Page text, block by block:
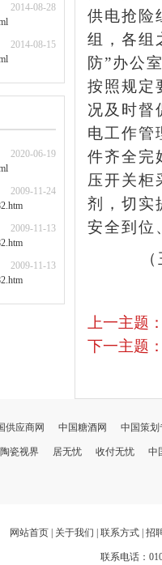
2014-08-28
2014-08-15
2020-06-19
2009-11-24
2009-11-13
2009-11-13
供电抢险
组，各组
防”办公
按照规定
况及时督
电工作管
件齐全完
压开关柜
剂，切实
安全到位
（王
上一主题
下一主题
供应商网 中国糖酒网 中国策划
陶瓷视界 居无忧 收付无忧 中
网站首页 关于我们 联系方式 招
联系电话：